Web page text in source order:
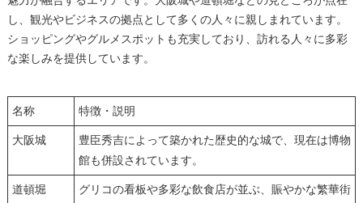
し、観光やビジネスの拠点として多くの人々に親しまれています。
ショッピングやグルメスポットも充実しており、訪れる人々に多彩
な楽しみを提供しています。
名称 特徴・説明
大阪城
豊臣秀吉によって築かれた歴史的な城で、現在は博物
館も併設されています。
道頓堀
グリコの看板や多彩な飲食店が並ぶ、賑やかな繁華街